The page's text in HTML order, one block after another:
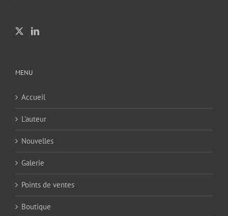
MENU
Accueil
L’auteur
Nouvelles
Galerie
Points de ventes
Boutique